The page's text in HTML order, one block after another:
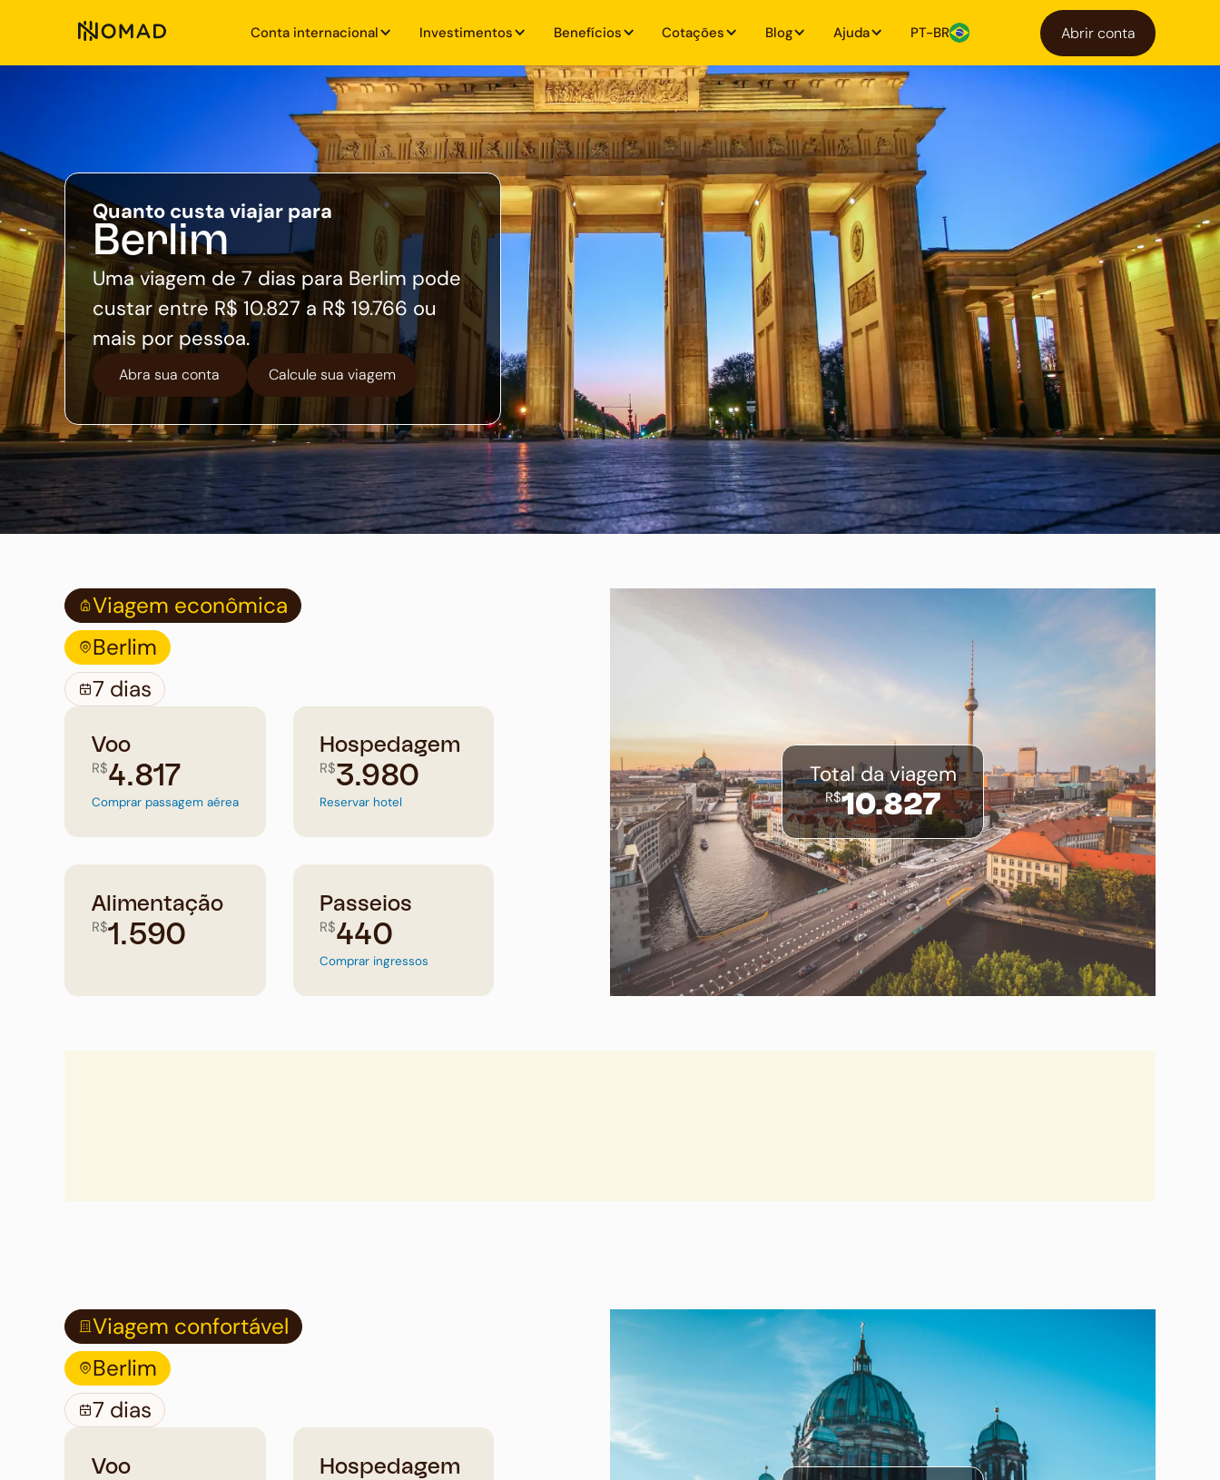
Conta internacional Investimentos Benefícios Cotações Blog Ajuda PT-BR Abrir conta
Quanto custa viajar para
Berlim
Uma viagem de 7 dias para Berlim pode
custar entre R$ 10.827 a R$ 19.766 ou
mais por pessoa.
Abra sua conta Calcule sua viagem
Viagem econômica
Berlim
7 dias
Voo
R$4.817
Comprar passagem aérea
Hospedagem
R$3.980
Reservar hotel
Alimentação
R$1.590
Passeios
R$440
Comprar ingressos
Total da viagem
R$10.827
Viagem confortável
Berlim
7 dias
Voo Hospedagem